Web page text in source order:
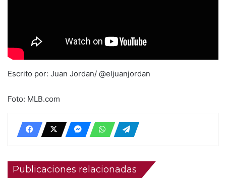
Escrito por: Juan Jordan/ @eljuanjordan
Foto: MLB.com
Publicaciones relacionadas